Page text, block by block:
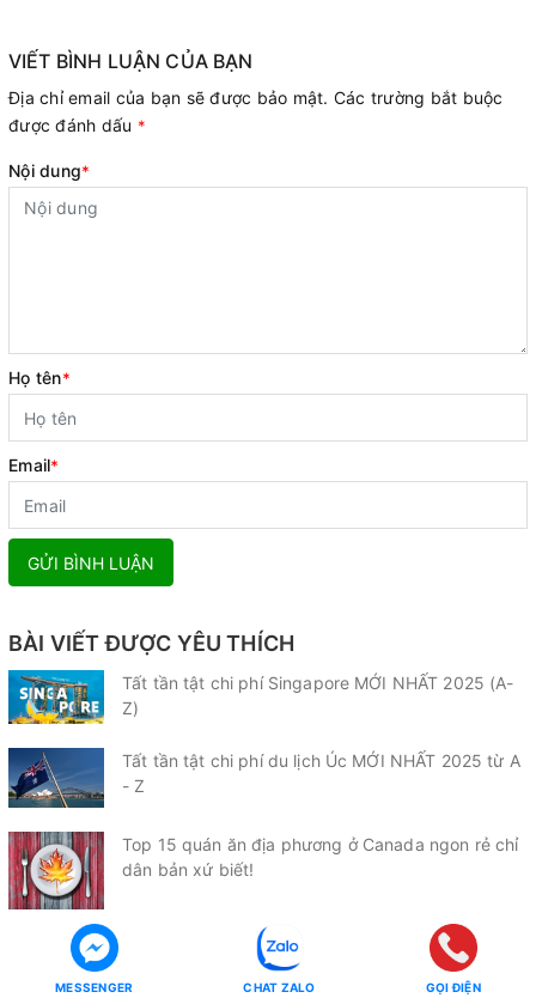
VIẾT BÌNH LUẬN CỦA BẠN
Địa chỉ email của bạn sẽ được bảo mật. Các trường bắt buộc
được đánh dấu *
Nội dung*
Họ tên*
Email*
GỬI BÌNH LUẬN
BÀI VIẾT ĐƯỢC YÊU THÍCH
Tất tần tật chi phí Singapore MỚI NHẤT 2025 (A-
Z)
Tất tần tật chi phí du lịch Úc MỚI NHẤT 2025 từ A
- Z
Top 15 quán ăn địa phương ở Canada ngon rẻ chỉ
dân bản xứ biết!
10 địa điểm vui chơi ở Canada đẹp quên lối về bạn
MESSENGER CHAT ZALO GỌI ĐIỆN